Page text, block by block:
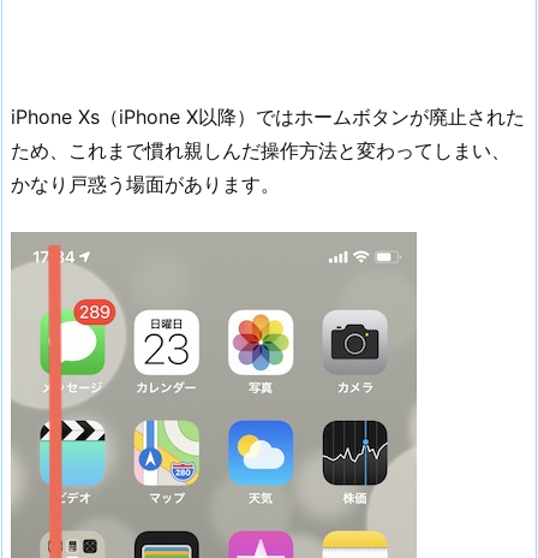
iPhone Xs（iPhone X以降）ではホームボタンが廃止された
ため、これまで慣れ親しんだ操作方法と変わってしまい、
かなり戸惑う場面があります。